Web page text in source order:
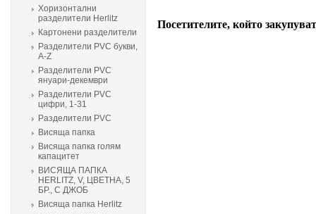
Хоризонтални
разделители Herlitz
Картонени разделители
Разделители PVC букви,
A-Z
Разделители PVC
януари-декември
Разделители PVC
цифри, 1-31
Разделители PVC
Висяща папка
Висяща папка голям
капацитет
ВИСЯЩА ПАПКА
HERLITZ, V, ЦВЕТНА, 5
БР., С ДЖОБ
Висяща папка Herlitz
Посетителите, който